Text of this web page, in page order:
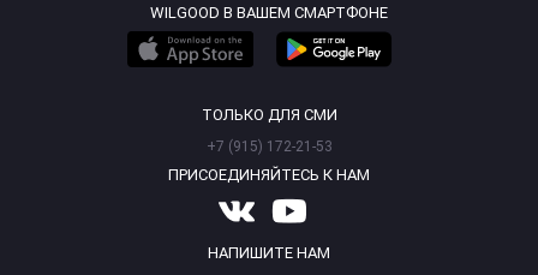
WILGOOD В ВАШЕМ СМАРТФОНЕ
ТОЛЬКО ДЛЯ СМИ
+7 (915) 172-21-53
ПРИСОЕДИНЯЙТЕСЬ К НАМ
НАПИШИТЕ НАМ